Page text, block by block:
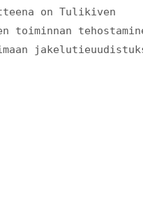
on Tulikiven
toiminnan